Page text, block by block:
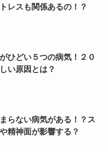
レスも関係あるの！？
ひどい５つの病気！２０
い原因とは？
らない病気がある！？ス
精神面が影響する？